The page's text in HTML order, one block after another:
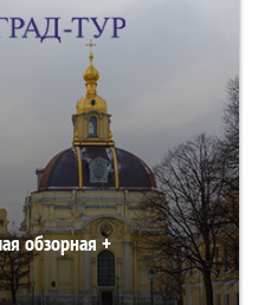
обзорная +